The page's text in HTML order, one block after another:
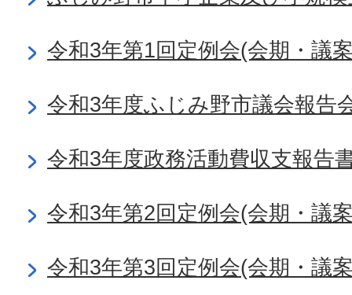
令和3年第1回定例会(会期・議
令和3年度ふじみ野市議会報告
令和3年度政務活動費収支報告
令和3年第2回定例会(会期・議
令和3年第3回定例会(会期・議